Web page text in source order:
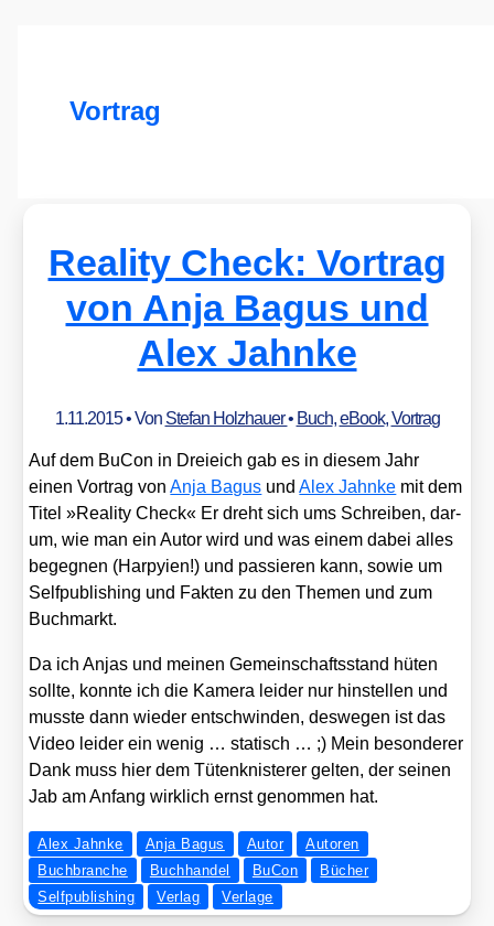
Vortrag
Reality Check: Vortrag
von Anja Bagus und
Alex Jahnke
1.11.2015• Von Stefan Holzhauer• Buch,eBook,Vortrag
Auf dem BuCon in Drei­eich gab es in die­sem Jahr
einen Vor­trag vonAnja Bagus undAlex Jahn­ke mit dem
Titel »Rea­li­ty Check« Er dreht sich ums Schrei­ben, dar­
um, wie man ein Autor wird und was einem dabei alles
begeg­nen (Har­py­ien!) und pas­sie­ren kann, sowie um
Self­pu­bli­shing und Fak­ten zu den The­men und zum
Buch­markt.
Da ich Anjas und mei­nen Gemein­schafts­stand hüten
soll­te, konn­te ich die Kame­ra lei­der nur hin­stel­len und
muss­te dann wie­der ent­schwin­den, des­we­gen ist das
Video lei­der ein wenig … sta­tisch … ;) Mein beson­de­rer
Dank muss hier dem Tüten­knis­te­rer gel­ten, der sei­nen
Jab am Anfang wirk­lich ernst genom­men hat.
Alex Jahnke Anja Bagus Autor
Autoren
Buchbranche
Buchhandel BuCon
Bücher
Selfpublishing
Verlag Verlage